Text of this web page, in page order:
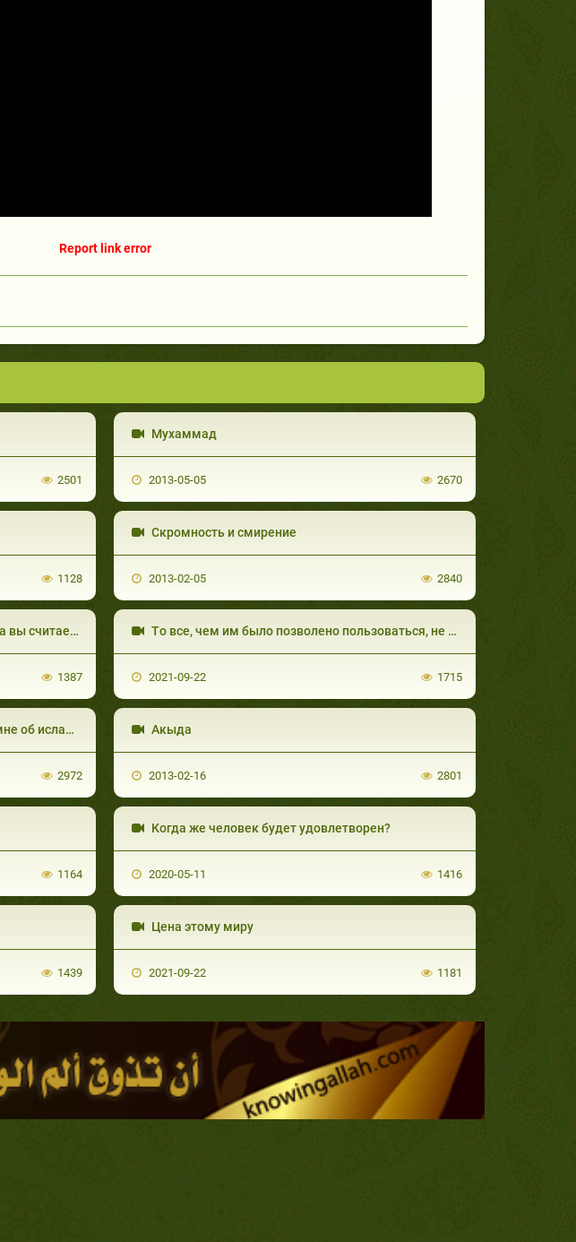
Report link error
2501
Мухаммад
2013-05-05 2670
1128
Скромность и смирение
2013-02-05 2840
ложью?
1387
Tо все, чем им было позволено пользоваться, не принесет им никакой пользы
2021-09-22 1715
исламе»
2972
Акыда
2013-02-16 2801
1164
Когда же человек будет удовлетворен?
2020-05-11 1416
1439
Цена этому миру
2021-09-22 1181